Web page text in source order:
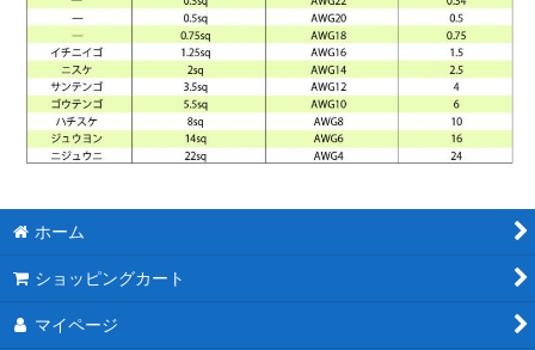
ホーム
ショッピングカート
マイページ